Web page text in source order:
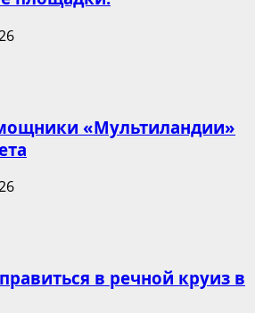
«Мультиландии»
в речной круиз в